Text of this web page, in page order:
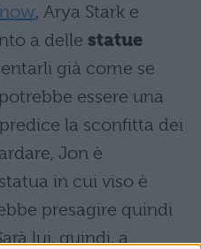
, Arya Stark e
a delle statue
già come se
essere una
la sconfitta dei
Jon è
in cui viso è
presagire quindi
lui, quindi, a